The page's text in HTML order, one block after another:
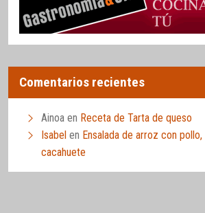
Comentarios recientes
Ainoa en Receta de Tarta de queso
Isabel en Ensalada de arroz con pollo,
cacahuete